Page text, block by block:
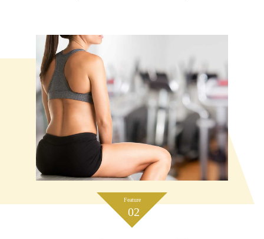
Feature
02